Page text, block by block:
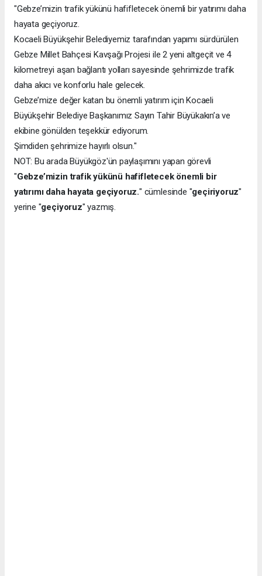
"Gebze’mizin trafik yükünü hafifletecek önemli bir yatırımı daha
hayata geçiyoruz.
Kocaeli Büyükşehir Belediyemiz tarafından yapımı sürdürülen
Gebze Millet Bahçesi Kavşağı Projesi ile 2 yeni altgeçit ve 4
kilometreyi aşan bağlantı yolları sayesinde şehrimizde trafik
daha akıcı ve konforlu hale gelecek.
Gebze’mize değer katan bu önemli yatırım için Kocaeli
Büyükşehir Belediye Başkanımız Sayın Tahir Büyükakın’a ve
ekibine gönülden teşekkür ediyorum.
Şimdiden şehrimize hayırlı olsun."
NOT: Bu arada Büyükgöz'ün paylaşımını yapan görevli
"Gebze’mizin trafik yükünü hafifletecek önemli bir
yatırımı daha hayata geçiyoruz." cümlesinde "geçiriyoruz"
yerine "geçiyoruz" yazmış.